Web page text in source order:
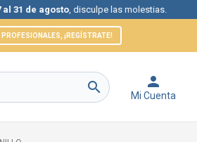
, disculpe las molestias.
¡REGÍSTRATE!
 
Mi Cuenta